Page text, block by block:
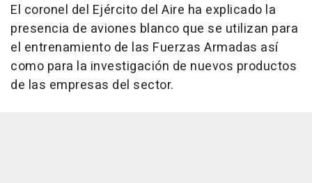
El coronel del Ejército del Aire ha explicado la
presencia de aviones blanco que se utilizan para
el entrenamiento de las Fuerzas Armadas así
como para la investigación de nuevos productos
de las empresas del sector.